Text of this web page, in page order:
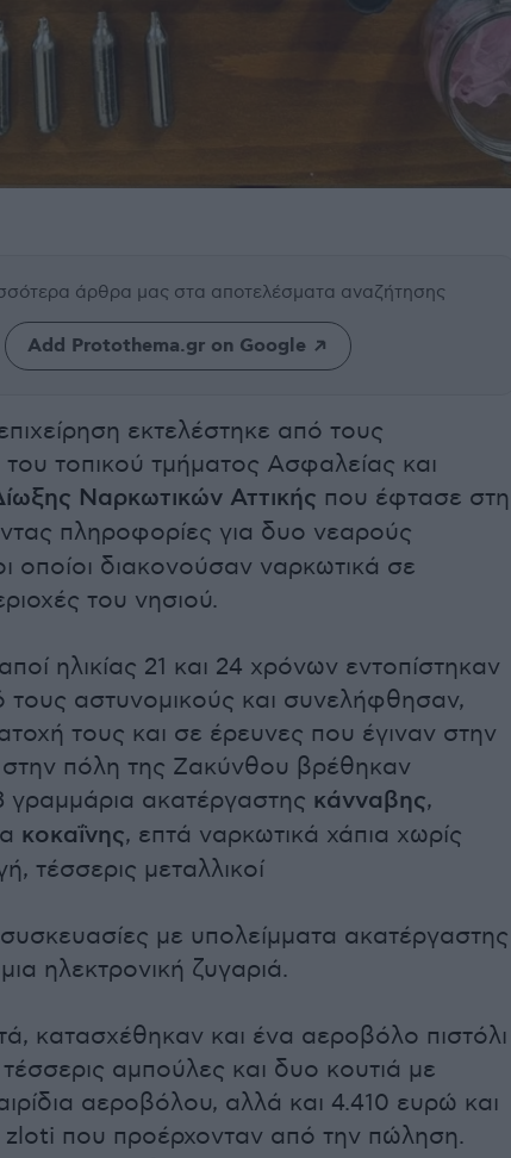
άρθρα μας στα αποτελέσματα αναζήτησης
Add Protothema.gr on Google
εκτελέστηκε από τους
τοπικού τμήματος Ασφαλείας και
Ναρκωτικών Αττικής που έφτασε στη
πληροφορίες για δυο νεαρούς
οποίοι διακονούσαν ναρκωτικά σε
του νησιού.
ηλικίας 21 και 24 χρόνων εντοπίστηκαν
τους αστυνομικούς και συνελήφθησαν,
τους και σε έρευνες που έγιναν στην
στην πόλη της Ζακύνθου βρέθηκαν
γραμμάρια ακατέργαστης κάνναβης,
κοκαΐνης, επτά ναρκωτικά χάπια χωρίς
τέσσερις μεταλλικοί
με υπολείμματα ακατέργαστης
ηλεκτρονική ζυγαριά.
κατασχέθηκαν και ένα αεροβόλο πιστόλι
αμπούλες και δυο κουτιά με
αεροβόλου, αλλά και 4.410 ευρώ και
zloti που προέρχονταν από την πώληση.